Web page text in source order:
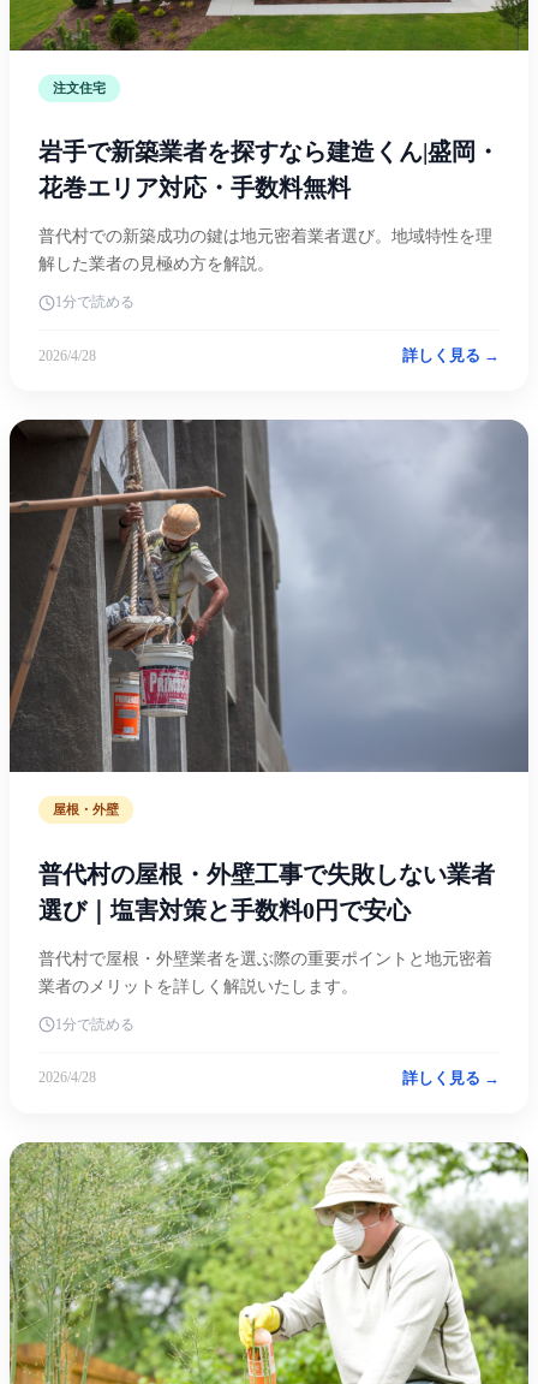
注文住宅
岩手で新築業者を探すなら建造くん|盛岡・
花巻エリア対応・手数料無料
普代村での新築成功の鍵は地元密着業者選び。地域特性を理
解した業者の見極め方を解説。
1分で読める
2026/4/28 詳しく見る →
屋根・外壁
普代村の屋根・外壁工事で失敗しない業者
選び｜塩害対策と手数料0円で安心
普代村で屋根・外壁業者を選ぶ際の重要ポイントと地元密着
業者のメリットを詳しく解説いたします。
1分で読める
2026/4/28 詳しく見る →